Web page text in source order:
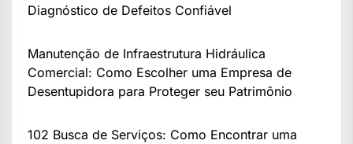
Diagnóstico de Defeitos Confiável
Manutenção de Infraestrutura Hidráulica
Comercial: Como Escolher uma Empresa de
Desentupidora para Proteger seu Patrimônio
102 Busca de Serviços: Como Encontrar uma